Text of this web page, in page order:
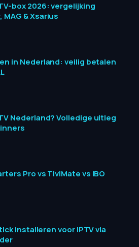
box 2026: vergelijking
MAG & Xsarius
in Nederland: veilig betalen
Nederland? Volledige uitleg
Pro vs TiviMate vs IBO
installeren voor IPTV via